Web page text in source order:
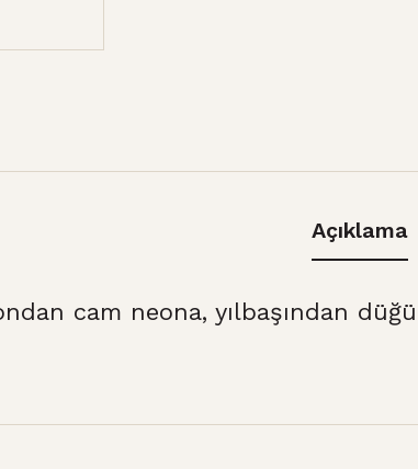
Açıklama
cam neona, yılbaşından